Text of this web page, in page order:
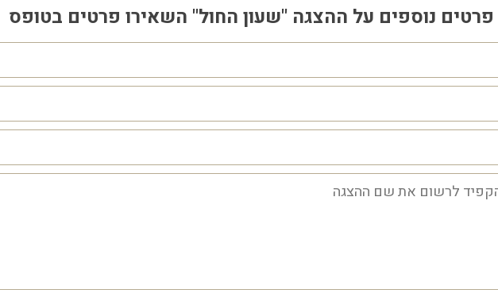
פרטים נוספים על ההצגה "שעון החול" השאירו פרטים בטופס